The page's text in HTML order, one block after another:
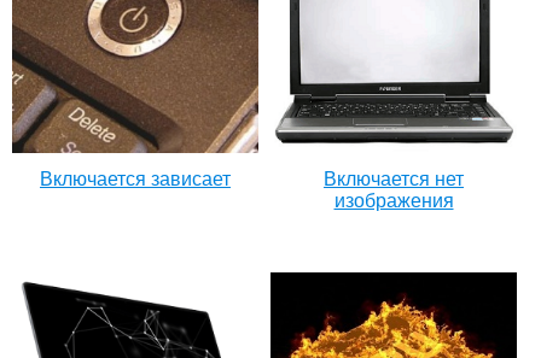
Включается зависает
Включается нет
изображения